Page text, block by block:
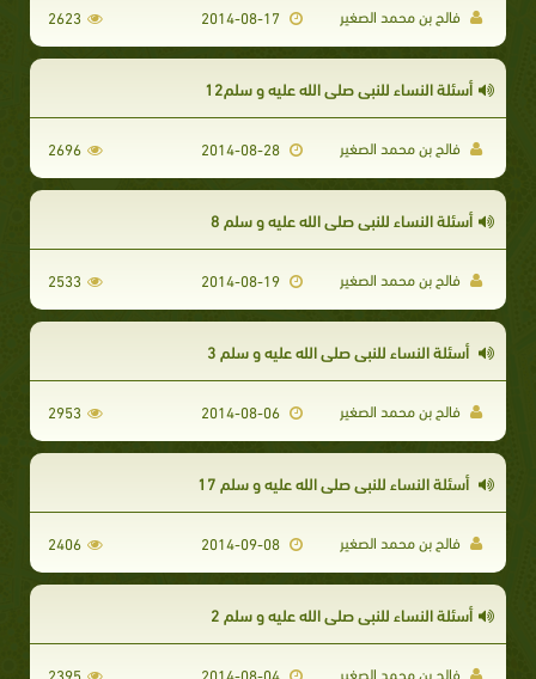
فالح بن محمد الصغير 2623
أسئلة النساء للنبي صلى الله عليه و سلم12
فالح بن محمد الصغير 2696
أسئلة النساء للنبي صلى الله عليه و سلم 8
فالح بن محمد الصغير 2533
أسئلة النساء للنبي صلى الله عليه و سلم 3
فالح بن محمد الصغير 2953
أسئلة النساء للنبي صلى الله عليه و سلم 17
فالح بن محمد الصغير 2406
أسئلة النساء للنبي صلى الله عليه و سلم 2
فالح بن محمد الصغير 2395